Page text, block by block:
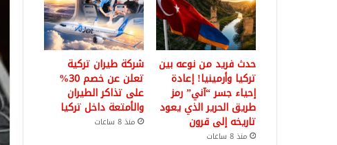
حدث فريد من نوعه بين
تركيا وأرمينيا! إعادة
إحياء جسر “آني” رمز
طريق الحرير الذي يعود
تاريخه إلى قرون
منذ 8 ساعات
شركة طيران تركية
تعلن عن خصم 30%
على تذاكر الطيران
والأمتعة داخل تركيا
منذ 8 ساعات